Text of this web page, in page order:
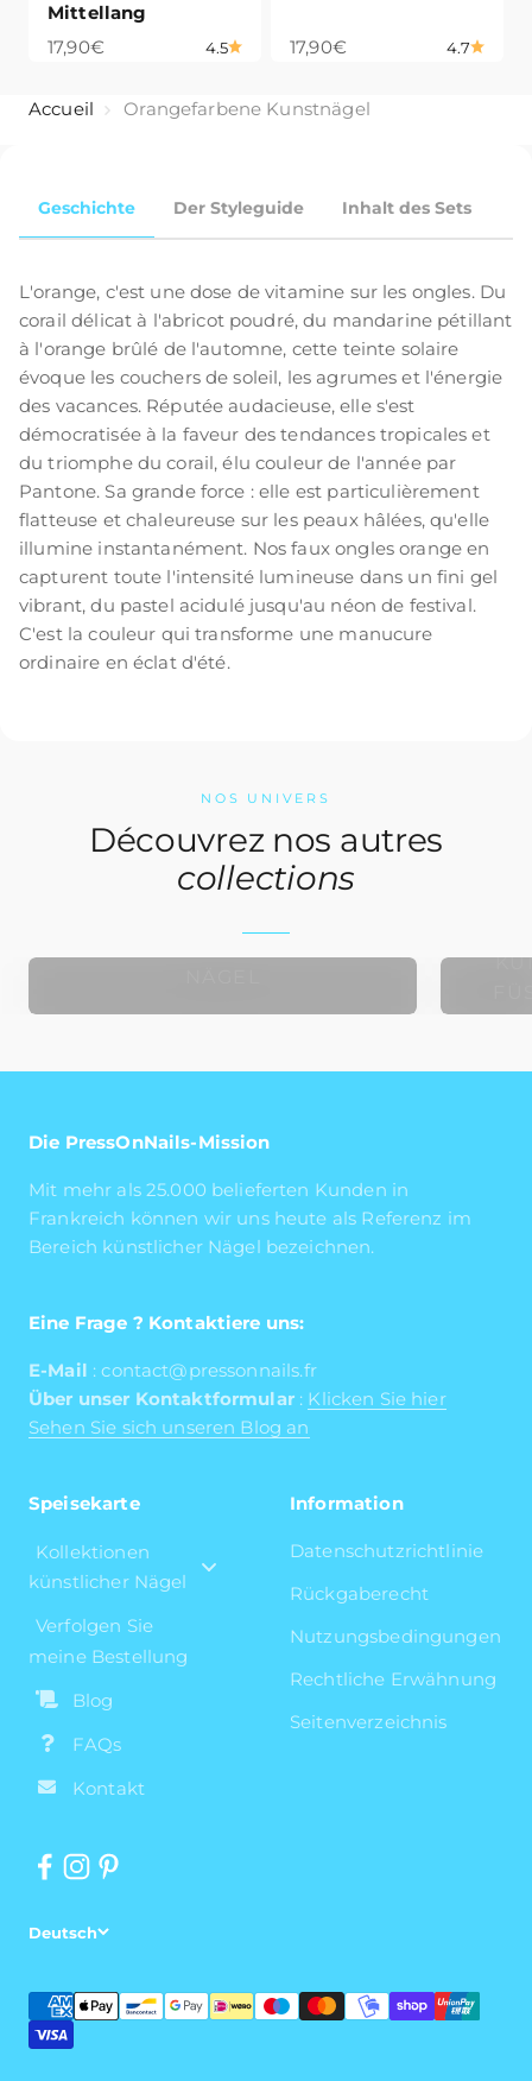
Mittellang
Angebot
17,90€ 4.5 Angebot
17,90€ 4.7
Accueil Orangefarbene Kunstnägel
Geschichte Der Styleguide Inhalt des Sets
L'orange, c'est une dose de vitamine sur les ongles. Du
corail délicat à l'abricot poudré, du mandarine pétillant
à l'orange brûlé de l'automne, cette teinte solaire
évoque les couchers de soleil, les agrumes et l'énergie
des vacances. Réputée audacieuse, elle s'est
démocratisée à la faveur des tendances tropicales et
du triomphe du corail, élu couleur de l'année par
Pantone. Sa grande force : elle est particulièrement
flatteuse et chaleureuse sur les peaux hâlées, qu'elle
illumine instantanément. Nos faux ongles orange en
capturent toute l'intensité lumineuse dans un fini gel
vibrant, du pastel acidulé jusqu'au néon de festival.
C'est la couleur qui transforme une manucure
ordinaire en éclat d'été.
NOS UNIVERS
Découvrez nos autres
collections
Die PressOnNails-Mission
Mit mehr als 25.000 belieferten Kunden in
Frankreich können wir uns heute als Referenz im
Bereich künstlicher Nägel bezeichnen.
Eine Frage ? Kontaktiere uns:
E-Mail : contact@pressonnails.fr
Über unser Kontaktformular: Klicken Sie hier
Sehen Sie sich unseren Blog an
Speisekarte
Kollektionen
künstlicher Nägel
Verfolgen Sie
meine Bestellung
Blog
FAQs
Kontakt
Information
Datenschutzrichtlinie
Rückgaberecht
Nutzungsbedingungen
Rechtliche Erwähnung
Seitenverzeichnis
Deutsch